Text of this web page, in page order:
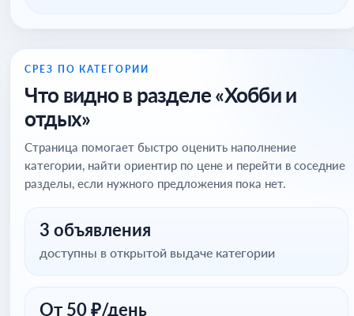
СРЕЗ ПО КАТЕГОРИИ
Что видно в разделе «Хобби и
отдых»
Страница помогает быстро оценить наполнение
категории, найти ориентир по цене и перейти в соседние
разделы, если нужного предложения пока нет.
3 объявления
доступны в открытой выдаче категории
От 50 ₽/день